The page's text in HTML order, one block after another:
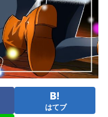
はてブ